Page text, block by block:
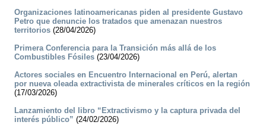
Organizaciones latinoamericanas piden al presidente Gustavo
Petro que denuncie los tratados que amenazan nuestros
territorios (28/04/2026)
Primera Conferencia para la Transición más allá de los
Combustibles Fósiles (23/04/2026)
Actores sociales en Encuentro Internacional en Perú, alertan
por nueva oleada extractivista de minerales críticos en la región
(17/03/2026)
Lanzamiento del libro “Extractivismo y la captura privada del
interés público” (24/02/2026)